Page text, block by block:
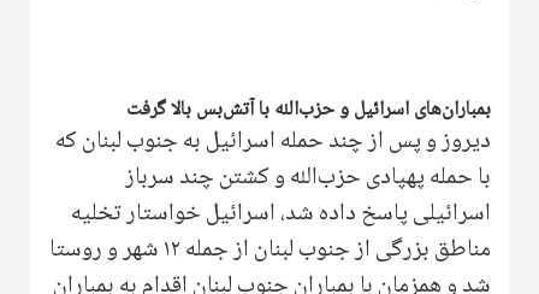
بمباران‌های اسرائیل و حزب‌الله با آتش‌بس بالا گرفت
دیروز و پس از چند حمله اسرائیل به جنوب لبنان که
با حمله پهپادی حزب‌الله و کشتن چند سرباز
اسرائیلی پاسخ داده شد، اسرائیل خواستار تخلیه
مناطق بزرگی از جنوب لبنان از جمله ۱۲ شهر و روستا